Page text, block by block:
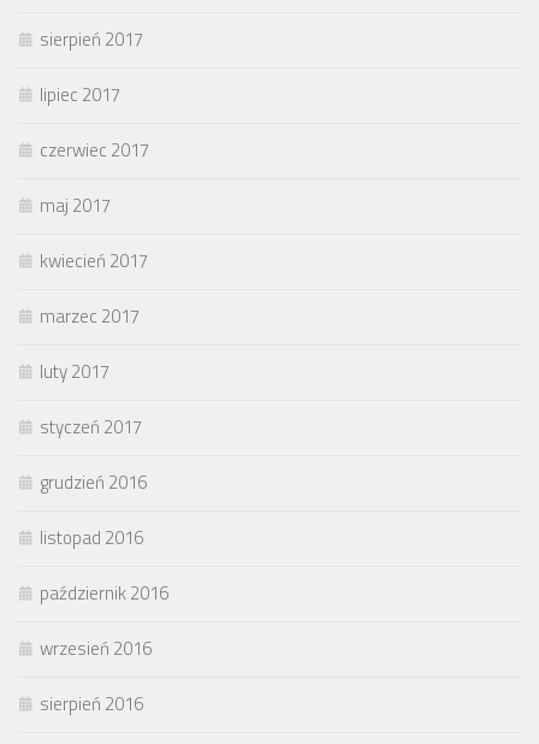
sierpień 2017
lipiec 2017
czerwiec 2017
maj 2017
kwiecień 2017
marzec 2017
luty 2017
styczeń 2017
grudzień 2016
listopad 2016
październik 2016
wrzesień 2016
sierpień 2016